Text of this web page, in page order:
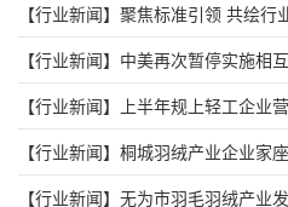
【行业新闻】 聚焦标准引领 共绘
标委会第二届四次工
召开
【行业新闻】 中美再次暂停实施相
【行业新闻】 上半年规上轻工企业
【行业新闻】 桐城羽绒产业企业家
【行业新闻】 无为市羽毛羽绒产业